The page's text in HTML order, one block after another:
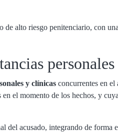
de alto riesgo penitenciario, con
y clínicas concurrentes en el
el momento de los hechos, y
del acusado, integrando de forma